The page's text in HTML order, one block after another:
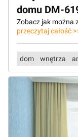
domu DM-
Zobacz jak można
przeczytaj całość
dom wnętrza